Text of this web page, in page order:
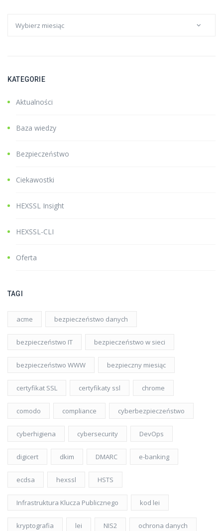
KATEGORIE
Aktualności
Baza wiedzy
Bezpieczeństwo
Ciekawostki
HEXSSL Insight
HEXSSL-CLI
Oferta
TAGI
acme bezpieczeństwo danych
bezpieczeństwo IT bezpieczeństwo w sieci
bezpieczeństwo WWW bezpieczny miesiąc
certyfikat SSL certyfikaty ssl chrome
comodo compliance cyberbezpieczeństwo
cyberhigiena cybersecurity DevOps
digicert dkim DMARC e-banking
ecdsa hexssl HSTS
Infrastruktura Klucza Publicznego kod lei
kryptografia lei NIS2 ochrona danych